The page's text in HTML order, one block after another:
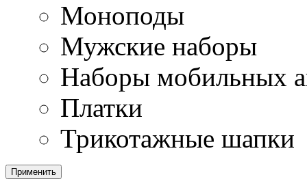
Моноподы
Мужские наборы
Наборы мобильных
Платки
Трикотажные шапки
Применить